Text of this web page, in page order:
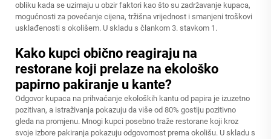
obliku kada se uzimaju u obzir faktori kao što su zadržavanje kupaca,
mogućnosti za povećanje cijena, tržišna vrijednost i smanjeni troškovi
usklađenosti s okolišem. U skladu s člankom 3. stavkom 1.
Kako kupci obično reagiraju na
restorane koji prelaze na ekološko
papirno pakiranje u kante?
Odgovor kupaca na prihvaćanje ekoloških kantu od papira je izuzetno
pozitivan, a istraživanja pokazuju da više od 80% gostiju pozitivno
gleda na promjenu. Mnogi kupci posebno traže restorane koji kroz
svoje izbore pakiranja pokazuju odgovornost prema okolišu. U skladu s